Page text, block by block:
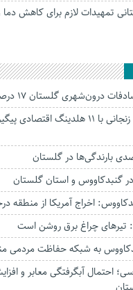
تمهیدات لازم برای کاهش
درون‌شهری گلستان ۱۷ درصد کاهش یافت
استاندار: بابک زنجانی با ۱۱ هلدینگ
گنبدکاووس و استان گلستان
اخراج آمریکا از منطقه
تیرهای چراغ برق روشن است
احتمال آبگرفتگی معابر و